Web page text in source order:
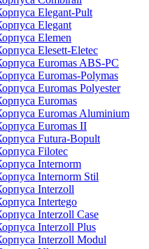
Elegant-Pult
Elegant
Elemen
Elesett-Eletec
Euromas ABS-PC
Euromas-Polymas
Euromas Polyester
Euromas
Euromas Aluminium
Euromas II
Futura-Bopult
Filotec
Internorm
Internorm Stil
Interzoll
Intertego
Interzoll Case
Interzoll Plus
Interzoll Modul